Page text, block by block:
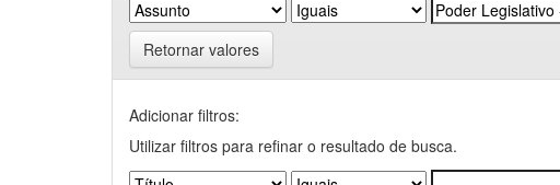
Retornar valores
Adicionar filtros:
Utilizar filtros para refinar o resultado de busca.